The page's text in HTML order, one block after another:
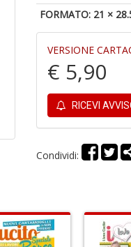
FORMATO: 21 ×
VERSIONE
€ 5,90
RICEVI
Condividi: